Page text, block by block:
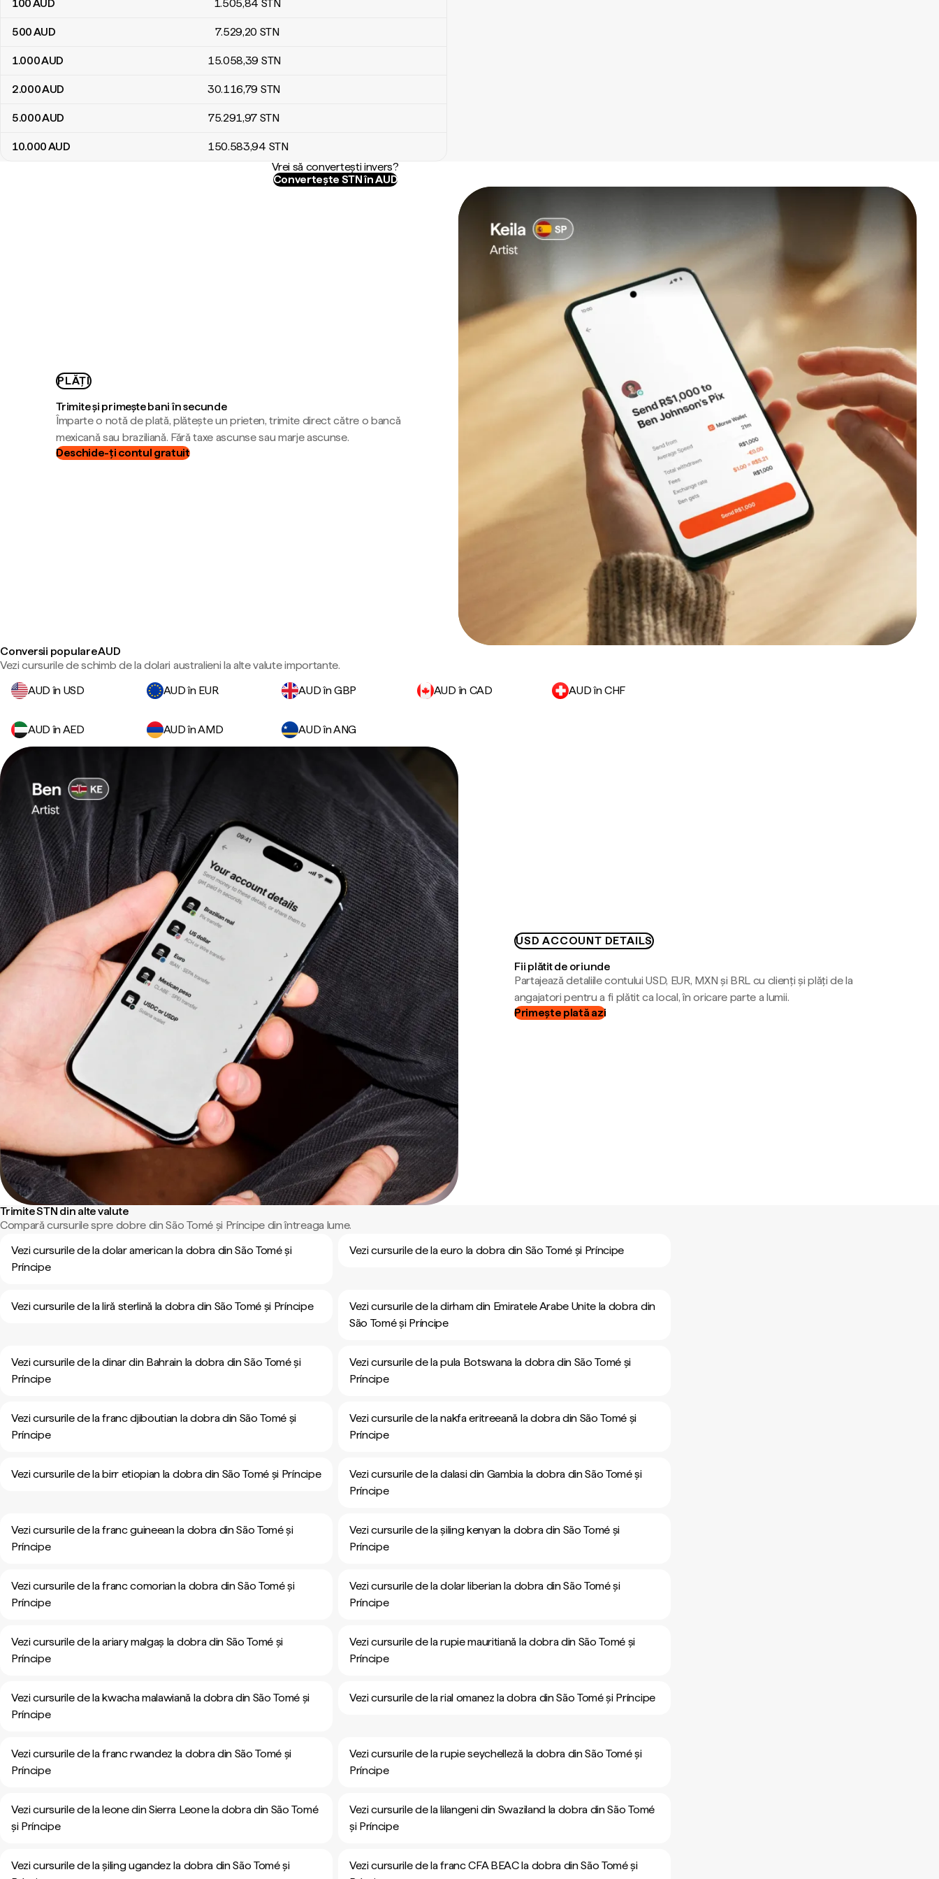
100AUD 1.505,84 STN
500AUD 7.529,20 STN
1.000AUD 15.058,39 STN
2.000AUD 30.116,79 STN
5.000AUD 75.291,97 STN
10.000AUD 150.583,94 STN
Vrei să convertești invers?
Convertește STN în AUD
PLĂȚI
Trimite și primește bani în secunde
Împarte o notă de plată, plătește un prieten, trimite direct către o bancă
mexicană sau braziliană. Fără taxe ascunse sau marje ascunse.
Deschide-ți contul gratuit
Conversii populare AUD
Vezi cursurile de schimb de la dolari australieni la alte valute importante.
AUD în USD
AUD în EUR AUD în GBP AUD în CAD AUD în CHF
AUD în AED AUD în AMD AUD în ANG
USD ACCOUNT DETAILS
Fii plătit de oriunde
Partajează detaliile contului USD, EUR, MXN și BRL cu clienți și plăți de la
angajatori pentru a fi plătit ca local, în oricare parte a lumii.
Primește plată azi
Trimite STN din alte valute
Compară cursurile spre dobre din São Tomé și Príncipe din întreaga lume.
Vezi cursurile de la dolar american la dobra din São Tomé și
Príncipe
Vezi cursurile de la euro la dobra din São Tomé și Príncipe
Vezi cursurile de la liră sterlină la dobra din São Tomé și Príncipe
Vezi cursurile de la dirham din Emiratele Arabe Unite la dobra din
São Tomé și Príncipe
Vezi cursurile de la dinar din Bahrain la dobra din São Tomé și
Príncipe
Vezi cursurile de la pula Botswana la dobra din São Tomé și
Príncipe
Vezi cursurile de la franc djiboutian la dobra din São Tomé și
Príncipe
Vezi cursurile de la nakfa eritreeană la dobra din São Tomé și
Príncipe
Vezi cursurile de la birr etiopian la dobra din São Tomé și Príncipe
Vezi cursurile de la dalasi din Gambia la dobra din São Tomé și
Príncipe
Vezi cursurile de la franc guineean la dobra din São Tomé și
Príncipe
Vezi cursurile de la șiling kenyan la dobra din São Tomé și
Príncipe
Vezi cursurile de la franc comorian la dobra din São Tomé și
Príncipe
Vezi cursurile de la dolar liberian la dobra din São Tomé și
Príncipe
Vezi cursurile de la ariary malgaș la dobra din São Tomé și
Príncipe
Vezi cursurile de la rupie mauritiană la dobra din São Tomé și
Príncipe
Vezi cursurile de la kwacha malawiană la dobra din São Tomé și
Príncipe
Vezi cursurile de la rial omanez la dobra din São Tomé și Príncipe
Vezi cursurile de la franc rwandez la dobra din São Tomé și
Príncipe
Vezi cursurile de la rupie seychelleză la dobra din São Tomé și
Príncipe
Vezi cursurile de la leone din Sierra Leone la dobra din São Tomé
și Príncipe
Vezi cursurile de la lilangeni din Swaziland la dobra din São Tomé
și Príncipe
Vezi cursurile de la șiling ugandez la dobra din São Tomé și
Vezi cursurile de la franc CFA BEAC la dobra din São Tomé și